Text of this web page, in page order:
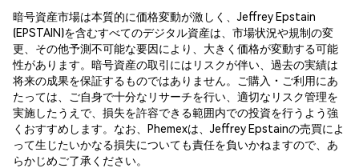
暗号資産市場は本質的に価格変動が激しく、Jeffrey Epstain
(EPSTAIN)を含むすべてのデジタル資産は、市場状況や規制の変
更、その他予測不可能な要因により、大きく価格が変動する可能
性があります。暗号資産の取引にはリスクが伴い、過去の実績は
将来の成果を保証するものではありません。ご購入・ご利用にあ
たっては、ご自身で十分なリサーチを行い、適切なリスク管理を
実施したうえで、損失を許容できる範囲内での投資を行うよう強
くおすすめします。なお、Phemexは、Jeffrey Epstainの売買によ
って生じたいかなる損失についても責任を負いかねますので、あ
らかじめご了承ください。